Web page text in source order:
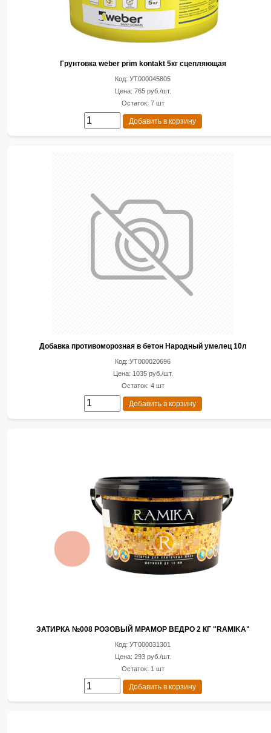
Грунтовка weber prim kontakt 5кг сцепляющая
Код: УТ000045805
Цена: 765 руб./шт.
Остаток: 7 шт
Добавить в корзину
Добавка противоморозная в бетон Народный умелец 10л
Код: УТ000020696
Цена: 1035 руб./шт.
Остаток: 4 шт
Добавить в корзину
ЗАТИРКА №008 РОЗОВЫЙ МРАМОР ВЕДРО 2 КГ "RAMIKA"
Код: УТ000031301
Цена: 293 руб./шт.
Остаток: 1 шт
Добавить в корзину